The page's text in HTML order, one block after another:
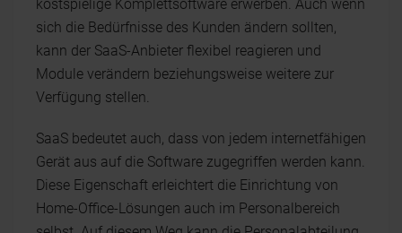
kostspielige Komplettsoftware erwerben. Auch wenn
sich die Bedürfnisse des Kunden ändern sollten,
kann der SaaS-Anbieter flexibel reagieren und
Module verändern beziehungsweise weitere zur
Verfügung stellen.
SaaS bedeutet auch, dass von jedem internetfähigen
Gerät aus auf die Software zugegriffen werden kann.
Diese Eigenschaft erleichtert die Einrichtung von
Home-Office-Lösungen auch im Personalbereich